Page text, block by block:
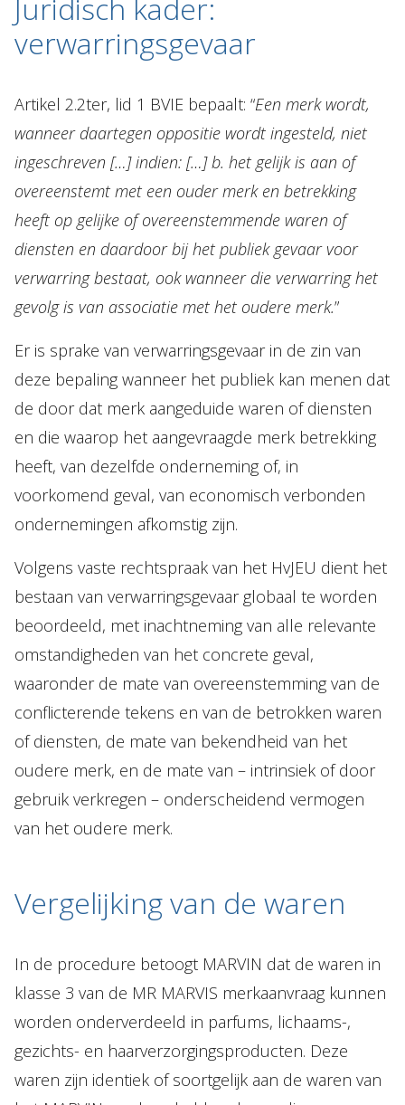
Juridisch kader:
verwarringsgevaar
Artikel 2.2ter, lid 1 BVIE bepaalt: “Een merk wordt,
wanneer daartegen oppositie wordt ingesteld, niet
ingeschreven […] indien: […] b. het gelijk is aan of
overeenstemt met een ouder merk en betrekking
heeft op gelijke of overeenstemmende waren of
diensten en daardoor bij het publiek gevaar voor
verwarring bestaat, ook wanneer die verwarring het
gevolg is van associatie met het oudere merk.”
Er is sprake van verwarringsgevaar in de zin van
deze bepaling wanneer het publiek kan menen dat
de door dat merk aangeduide waren of diensten
en die waarop het aangevraagde merk betrekking
heeft, van dezelfde onderneming of, in
voorkomend geval, van economisch verbonden
ondernemingen afkomstig zijn.
Volgens vaste rechtspraak van het HvJEU dient het
bestaan van verwarringsgevaar globaal te worden
beoordeeld, met inachtneming van alle relevante
omstandigheden van het concrete geval,
waaronder de mate van overeenstemming van de
conflicterende tekens en van de betrokken waren
of diensten, de mate van bekendheid van het
oudere merk, en de mate van – intrinsiek of door
gebruik verkregen – onderscheidend vermogen
van het oudere merk.
Vergelijking van de waren
In de procedure betoogt MARVIN dat de waren in
klasse 3 van de MR MARVIS merkaanvraag kunnen
worden onderverdeeld in parfums, lichaams-,
gezichts- en haarverzorgingsproducten. Deze
waren zijn identiek of soortgelijk aan de waren van